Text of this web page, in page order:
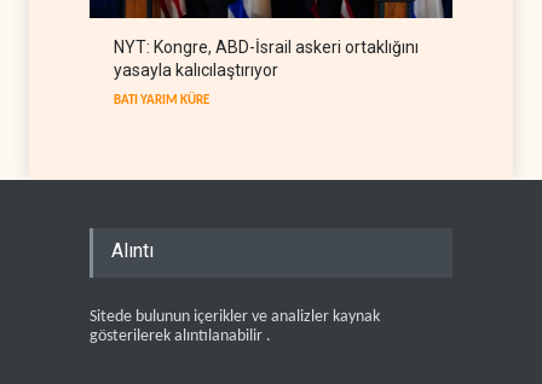
NYT: Kongre, ABD-İsrail askeri ortaklığını
yasayla kalıcılaştırıyor
BATI YARIM KÜRE
Alıntı
Sitede bulunun içerikler ve analizler kaynak
gösterilerek alıntılanabilir .